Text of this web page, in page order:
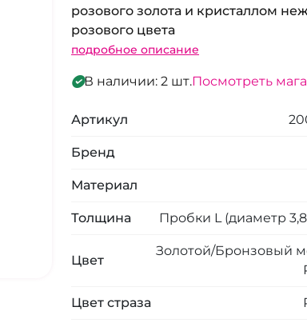
розового золота и кристаллом
розового цвета
подробное описание
В наличии: 2 шт.Посмотреть
Артикул
Бренд
Материал
Толщина Пробки L (диаметр
Цвет
Золотой/Бронзовый
Цвет страза